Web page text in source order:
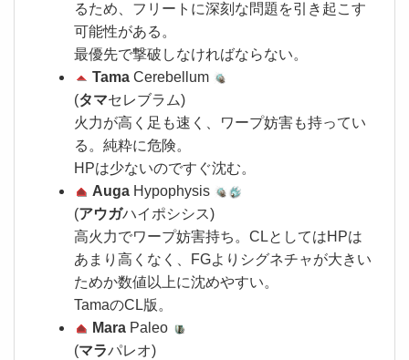
るため、フリートに深刻な問題を引き起こす
可能性がある。
最優先で撃破しなければならない。
Tama Cerebellum
(タマセレブラム)
火力が高く足も速く、ワープ妨害も持ってい
る。純粋に危険。
HPは少ないのですぐ沈む。
Auga Hypophysis
(アウガハイポシシス)
高火力でワープ妨害持ち。CLとしてはHPは
あまり高くなく、FGよりシグネチャが大きい
ためか数値以上に沈めやすい。
TamaのCL版。
Mara Paleo
(マラパレオ)